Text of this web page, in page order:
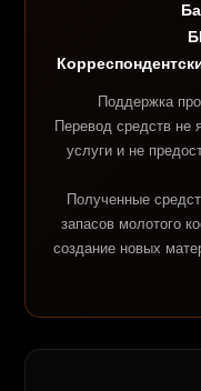
Поддержка
Перевод средств не
услуги и не
Полученные
запасов молотого
создание новых